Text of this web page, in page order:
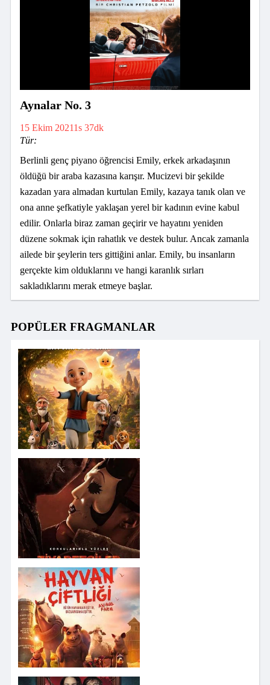
Aynalar No. 3
15 Ekim 20211s 37dk
Tür:
Berlinli genç piyano öğrencisi Emily, erkek arkadaşının
öldüğü bir araba kazasına karışır. Mucizevi bir şekilde
kazadan yara almadan kurtulan Emily, kazaya tanık olan ve
ona anne şefkatiyle yaklaşan yerel bir kadının evine kabul
edilir. Onlarla biraz zaman geçirir ve hayatını yeniden
düzene sokmak için rahatlık ve destek bulur. Ancak zamanla
ailede bir şeylerin ters gittiğini anlar. Emily, bu insanların
gerçekte kim olduklarını ve hangi karanlık sırları
sakladıklarını merak etmeye başlar.
POPÜLER FRAGMANLAR